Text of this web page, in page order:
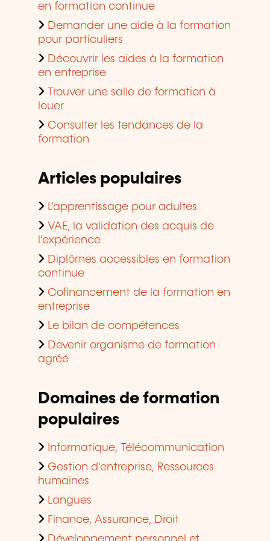
en formation continue
Demander une aide à la formation
pour particuliers
Découvrir les aides à la formation
en entreprise
Trouver une salle de formation à
louer
Consulter les tendances de la
formation
Articles populaires
L'apprentissage pour adultes
VAE, la validation des acquis de
l'expérience
Diplômes accessibles en formation
continue
Cofinancement de la formation en
entreprise
Le bilan de compétences
Devenir organisme de formation
agréé
Domaines de formation
populaires
Informatique, Télécommunication
Gestion d'entreprise, Ressources
humaines
Langues
Finance, Assurance, Droit